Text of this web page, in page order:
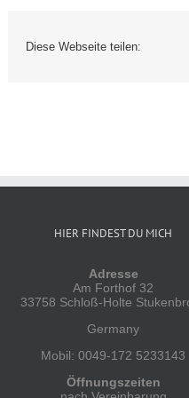
Diese Webseite teilen:
HIER FINDEST DU MICH
Adresse
Am Forthof 32
33758 Schloß-Holte
Germany
Mobil: 0049-172 5233143
Öffnungszeiten